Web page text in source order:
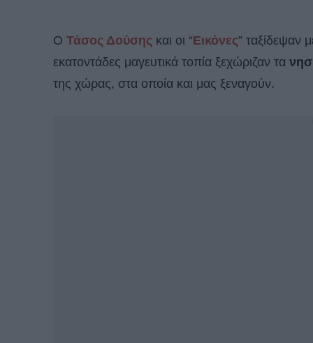
Ο Τάσος Δούσης και οι “Εικόνες” ταξίδεψαν
εκατοντάδες μαγευτικά τοπία ξεχώριζαν τα
της χώρας, στα οποία και μας ξεναγούν.